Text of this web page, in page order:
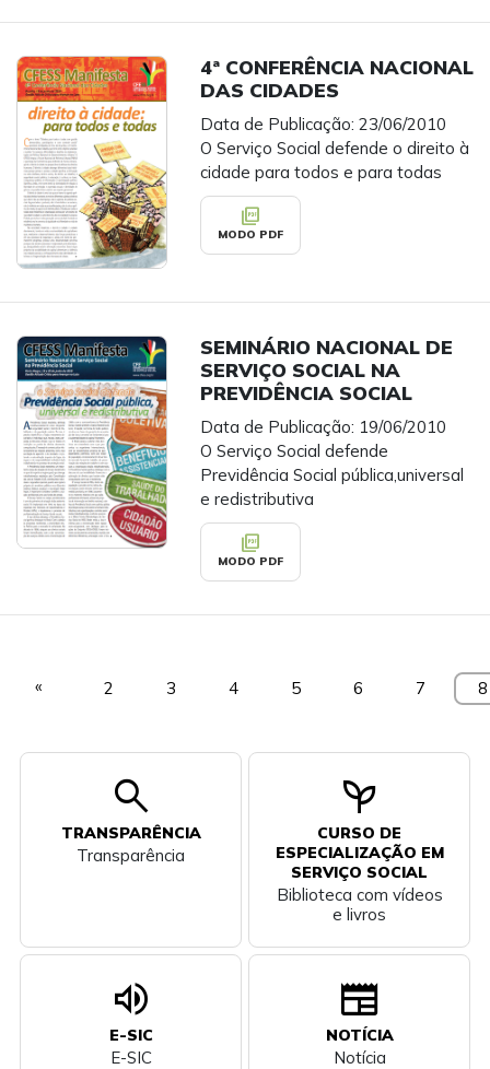
4ª CONFERÊNCIA NACIONAL
DAS CIDADES
Data de Publicação: 23/06/2010
O Serviço Social defende o direito à
cidade para todos e para todas
picture_as_pdf
MODO PDF
SEMINÁRIO NACIONAL DE
SERVIÇO SOCIAL NA
PREVIDÊNCIA SOCIAL
Data de Publicação: 19/06/2010
O Serviço Social defende
Previdência Social pública,universal
e redistributiva
picture_as_pdf
MODO PDF
« 2 3 4 5 6 7 8
search
TRANSPARÊNCIA
Transparência
psychiatry
CURSO DE
ESPECIALIZAÇÃO EM
SERVIÇO SOCIAL
Biblioteca com vídeos
e livros
volume_up
E-SIC
E-SIC
newspaper
NOTÍCIA
Notícia